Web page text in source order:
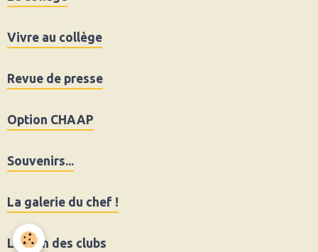
Vivre au collège
Revue de presse
Option CHAAP
Souvenirs...
La galerie du chef !
Le coin des clubs